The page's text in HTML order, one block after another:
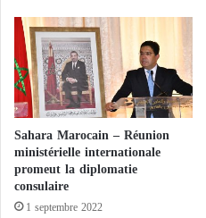
l
e
a
n
s
Sahara Marocain – Réunion
ministérielle internationale
promeut la diplomatie
consulaire
1 septembre 2022